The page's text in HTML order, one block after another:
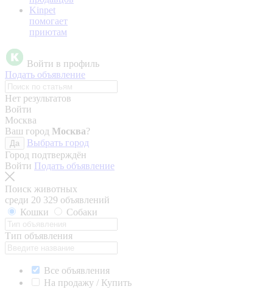
Kinpet
помогает
приютам
Войти в профиль
Подать объявление
Нет результатов
Войти
Москва
Ваш город Москва?
Да
Выбрать город
Город подтверждён
Войти Подать объявление
Поиск животных
среди 20 329 объявлений
Кошки
Собаки
Тип объявления
Все объявления
На продажу / Купить